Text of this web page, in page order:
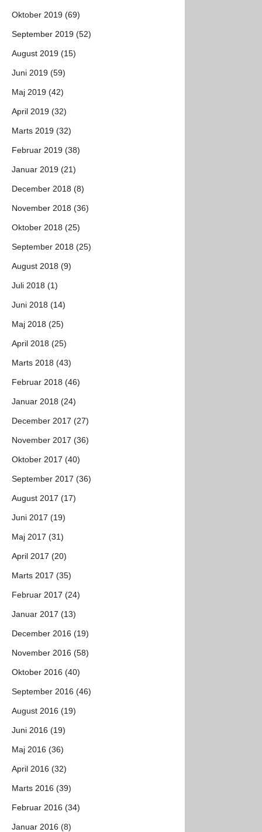
Oktober 2019 (69)
September 2019 (52)
August 2019 (15)
Juni 2019 (59)
Maj 2019 (42)
April 2019 (32)
Marts 2019 (32)
Februar 2019 (38)
Januar 2019 (21)
December 2018 (8)
November 2018 (36)
Oktober 2018 (25)
September 2018 (25)
August 2018 (9)
Juli 2018 (1)
Juni 2018 (14)
Maj 2018 (25)
April 2018 (25)
Marts 2018 (43)
Februar 2018 (46)
Januar 2018 (24)
December 2017 (27)
November 2017 (36)
Oktober 2017 (40)
September 2017 (36)
August 2017 (17)
Juni 2017 (19)
Maj 2017 (31)
April 2017 (20)
Marts 2017 (35)
Februar 2017 (24)
Januar 2017 (13)
December 2016 (19)
November 2016 (58)
Oktober 2016 (40)
September 2016 (46)
August 2016 (19)
Juni 2016 (19)
Maj 2016 (36)
April 2016 (32)
Marts 2016 (39)
Februar 2016 (34)
Januar 2016 (8)